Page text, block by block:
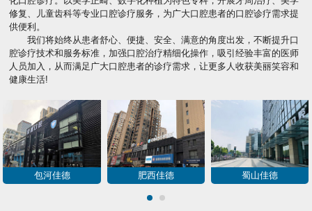
修复、儿童齿科等专业口腔诊疗服务，为广大口腔患者的口腔诊疗需求提
供便利。
我们将始终从患者舒心、便捷、安全、满意的角度出发，不断提升口
腔诊疗技术和服务标准，加强口腔治疗精细化操作，吸引经验丰富的医师
人员加入，从而满足广大口腔患者的诊疗需求，让更多人收获美丽笑容和
健康生活!
包河佳德 肥西佳德 蜀山佳德